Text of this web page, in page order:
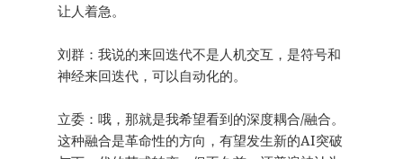
让人着急。
刘群：我说的来回迭代不是人机交互，是符号和
神经来回迭代，可以自动化的。
立委：哦，那就是我希望看到的深度耦合/融合。
这种融合是革命性的方向，有望发生新的AI突破